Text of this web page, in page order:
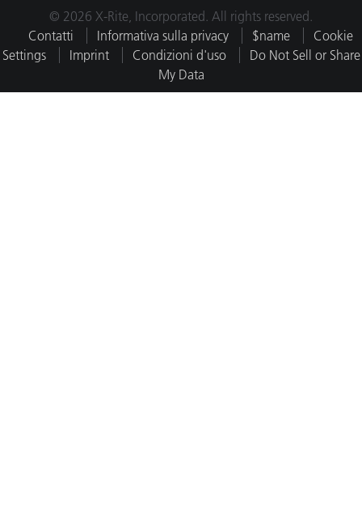
© 2026 X-Rite, Incorporated. All rights reserved.
Contatti
Informativa sulla privacy $name
Cookie
Settings
Imprint Condizioni d'uso
Do Not Sell or Share
My Data